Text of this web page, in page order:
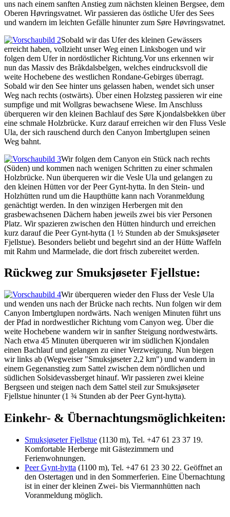
uns nach einem sanften Anstieg zum nächsten kleinen Bergsee, dem
Oberen Høvringsvatnet. Wir passieren das östliche Ufer des Sees
und wandern im leichten Gefälle hinunter zum Søre Høvringsvatnet.
Sobald wir das Ufer des kleinen Gewässers
erreicht haben, vollzieht unser Weg einen Linksbogen und wir
folgen dem Ufer in nordöstlicher Richtung.Vor uns erkennen wir
nun das Massiv des Bråkdalsbelgen, welches eindrucksvoll die
weite Hochebene des westlichen Rondane-Gebirges überragt.
Sobald wir den See hinter uns gelassen haben, wendet sich unser
Weg nach rechts (ostwärts). Über einen Holzsteg passieren wir eine
sumpfige und mit Wollgras bewachsene Wiese. Im Anschluss
überqueren wir den kleinen Bachlauf des Søre Kjondalsbekken über
eine schmale Holzbrücke. Kurz darauf erreichen wir den Fluss Vesle
Ula, der sich rauschend durch den Canyon Imbertglupen seinen
Weg bahnt.
Wir folgen dem Canyon ein Stück nach rechts
(Süden) und kommen nach wenigen Schritten zu einer schmalen
Holzbrücke. Nun überqueren wir die Vesle Ula und gelangen zu
den kleinen Hütten vor der Peer Gynt-hytta. In den Stein- und
Holzhütten rund um die Haupthütte kann nach Voranmeldung
genächtigt werden. In den winzigen Herbergen mit den
grasbewachsenen Dächern haben jeweils zwei bis vier Personen
Platz. Wir spazieren zwischen den Hütten hindurch und erreichen
kurz darauf die Peer Gynt-hytta (1 ½ Stunden ab der Smuksjøseter
Fjellstue). Besonders beliebt und begehrt sind an der Hütte Waffeln
mit Rahm und Marmelade, die dort frisch zubereitet werden.
Rückweg zur Smuksjøseter Fjellstue:
Wir überqueren wieder den Fluss der Vesle Ula
und wenden uns nach der Brücke nach rechts. Nun folgen wir dem
Canyon Imbertglupen nordwärts. Nach wenigen Minuten führt uns
der Pfad in nordwestlicher Richtung vom Canyon weg. Über die
weite Hochebene wandern wir in sanfter Steigung nordwestwärts.
Nach etwa 45 Minuten überqueren wir im südlichen Kjondalen
einen Bachlauf und gelangen zu einer Verzweigung. Nun biegen
wir links ab (Wegweiser "Smuksjøseter 2,2 km") und wandern in
einem Gegenanstieg zum Sattel zwischen dem nördlichen und
südlichen Solsidevassberget hinauf. Wir passieren zwei kleine
Bergseen und steigen nach dem Sattel steil zur Smuksjøseter
Fjellstue hinunter (1 ¾ Stunden ab der Peer Gynt-hytta).
Einkehr- & Übernachtungsmöglichkeiten:
Smuksjøseter Fjellstue (1130 m), Tel. +47 61 23 37 19.
Komfortable Herberge mit Gästezimmern und
Ferienwohnungen.
Peer Gynt-hytta (1100 m), Tel. +47 61 23 30 22. Geöffnet an
den Ostertagen und in den Sommerferien. Eine Übernachtung
ist in einer der kleinen Zwei- bis Viermannhütten nach
Voranmeldung möglich.